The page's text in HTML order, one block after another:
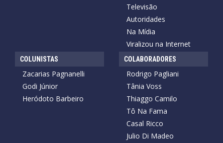
Televisão
Autoridades
Na Mídia
Viralizou na Internet
COLUNISTAS
Zacarias Pagnanelli
Godi Júnior
Heródoto Barbeiro
COLABORADORES
Rodrigo Pagliani
Tânia Voss
Thiaggo Camilo
Tô Na Fama
Casal Ricco
Julio Di Madeo